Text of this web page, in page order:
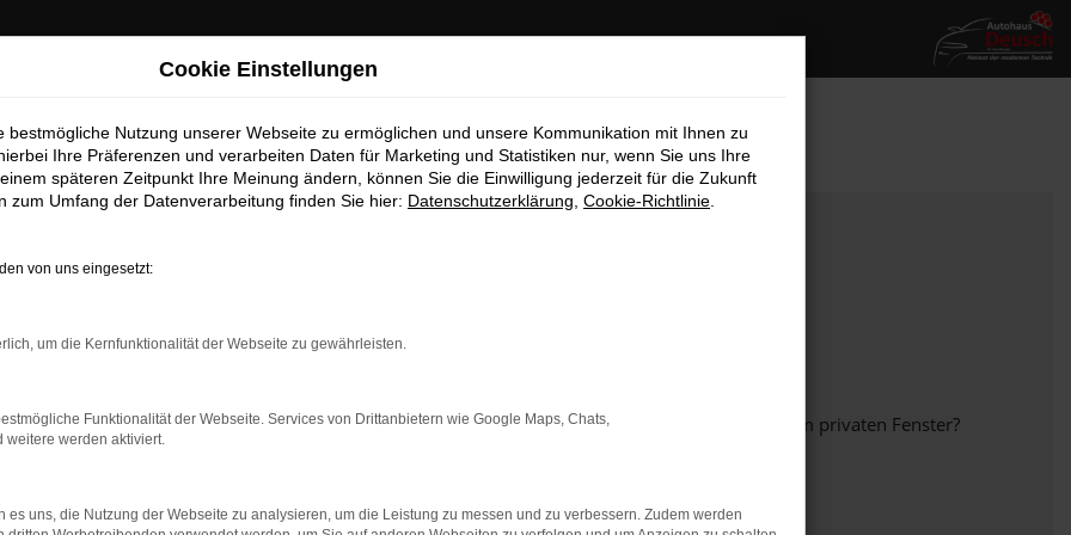
bestimmter Seiten verhindern. Funktioniert die Seite in einem anderen Browser oder in einem privaten Fenster?
auf dem neuesten Stand sind.
Cookie Einstellungen
bestmögliche Nutzung unserer Webseite zu ermöglichen und unsere Kommunikation mit Ihnen zu
Ihre Präferenzen und verarbeiten Daten für Marketing und Statistiken nur, wenn Sie uns Ihre
späteren Zeitpunkt Ihre Meinung ändern, können Sie die Einwilligung jederzeit für die Zukunft
zum Umfang der Datenverarbeitung finden Sie hier: Datenschutzerklärung Cookie-Richtlinie
von uns eingesetzt:
um die Kernfunktionalität der Webseite zu gewährleisten.
Funktionalität der Webseite. Services von Drittanbietern wie Google Maps, Chats,
weitere werden aktiviert.
es uns, die Nutzung der Webseite zu analysieren, um die Leistung zu messen und zu verbessern. Zudem werden